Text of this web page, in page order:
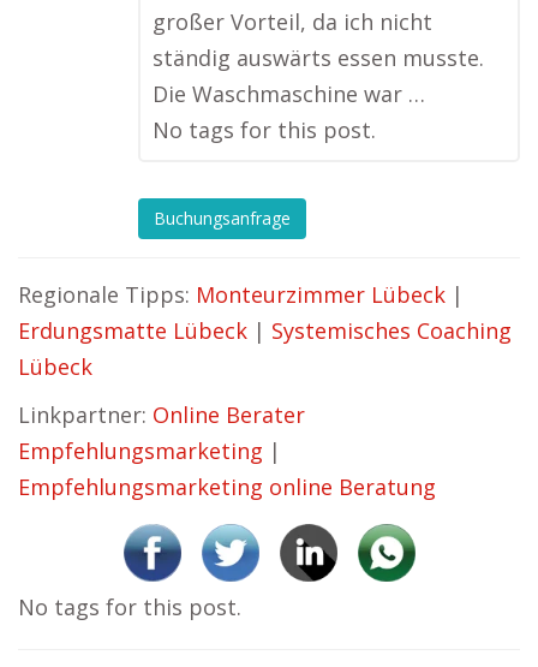
großer Vorteil, da ich nicht
ständig auswärts essen musste.
Die Waschmaschine war …
No tags for this post.
Buchungsanfrage
Regionale Tipps: Monteurzimmer Lübeck |
Erdungsmatte Lübeck | Systemisches Coaching
Lübeck
Linkpartner: Online Berater
Empfehlungsmarketing |
Empfehlungsmarketing online Beratung
No tags for this post.